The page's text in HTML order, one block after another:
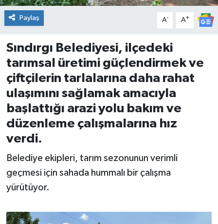
Paylaş A- A+
Sındırgı Belediyesi, ilçedeki
tarımsal üretimi güçlendirmek ve
çiftçilerin tarlalarına daha rahat
ulaşımını sağlamak amacıyla
başlattığı arazi yolu bakım ve
düzenleme çalışmalarına hız
verdi.
Belediye ekipleri, tarım sezonunun verimli
geçmesi için sahada hummalı bir çalışma
yürütüyor.
EKONOMİ
Gömeç
Gönen
Havran
İvrindi
KENT GÜNDEMİ
Kepsut